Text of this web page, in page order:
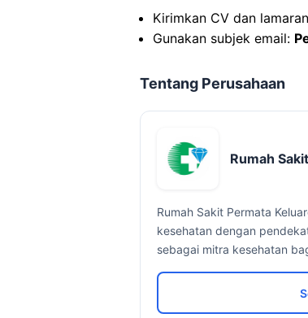
Kirimkan CV dan
Gunakan subjek email:
Tentang Perusahaan
Rumah
Rumah Sakit Permata
kesehatan dengan
sebagai mitra kesehatan